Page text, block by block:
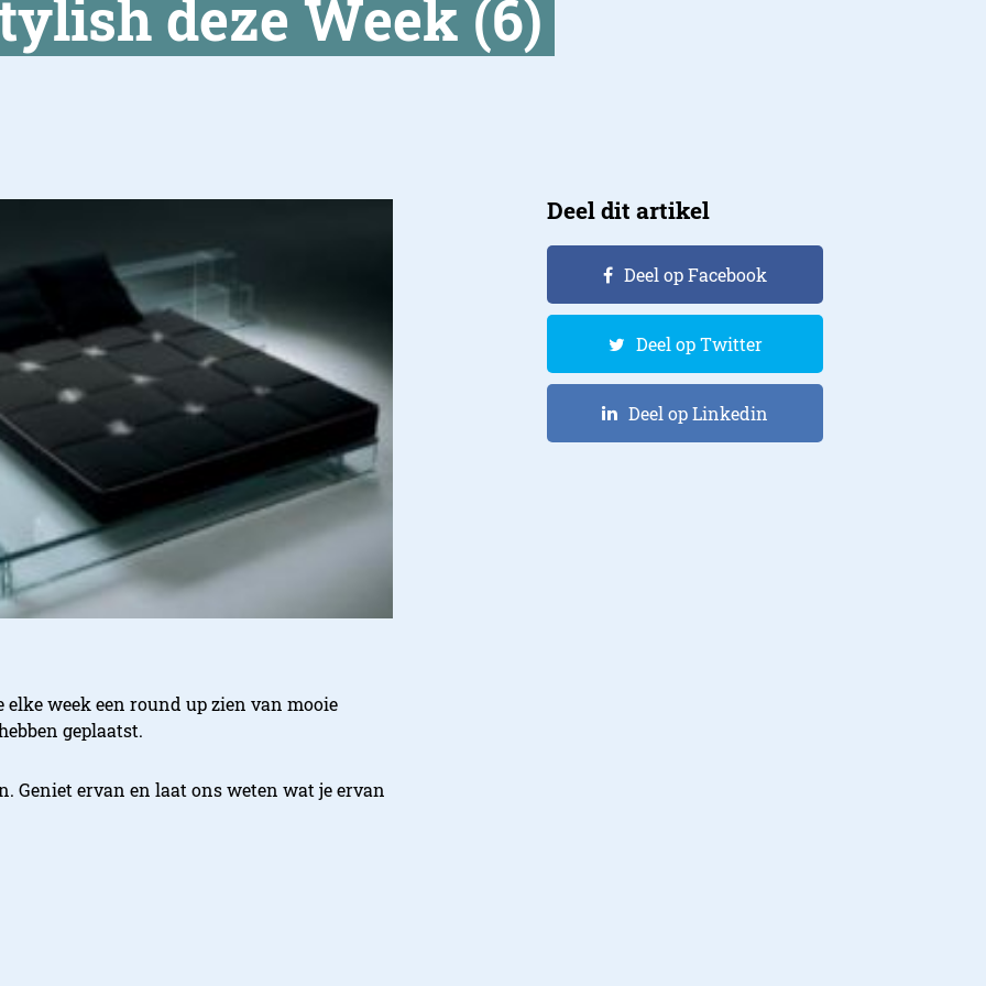
deze Week (6)
elke week een round up zien van mooie
geplaatst.
Geniet ervan en laat ons weten wat je ervan
Deel dit artikel
Deel op Facebook
Deel op Twitter
Deel op Linkedin